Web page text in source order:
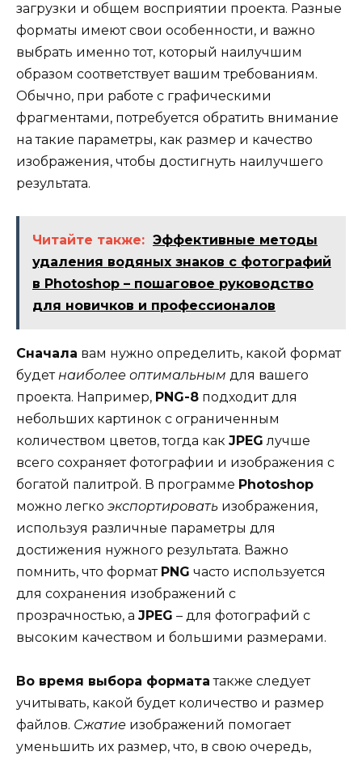
загрузки и общем восприятии проекта. Разные
форматы имеют свои особенности, и важно
выбрать именно тот, который наилучшим
образом соответствует вашим требованиям.
Обычно, при работе с графическими
фрагментами, потребуется обратить внимание
на такие параметры, как размер и качество
изображения, чтобы достигнуть наилучшего
результата.
Читайте также: Эффективные методы
удаления водяных знаков с фотографий
в Photoshop – пошаговое руководство
для новичков и профессионалов
Сначала вам нужно определить, какой формат
будетнаиболее оптимальным для вашего
проекта. Например, PNG-8 подходит для
небольших картинок с ограниченным
количеством цветов, тогда как JPEG лучше
всего сохраняет фотографии и изображения с
богатой палитрой. В программе Photoshop
можно легко экспортировать изображения,
используя различные параметры для
достижения нужного результата. Важно
помнить, что формат PNG часто используется
для сохранения изображений с
прозрачностью, а JPEG – для фотографий с
высоким качеством и большими размерами.
Во время выбора формата также следует
учитывать, какой будет количество и размер
файлов. Сжатие изображений помогает
уменьшить их размер, что, в свою очередь,